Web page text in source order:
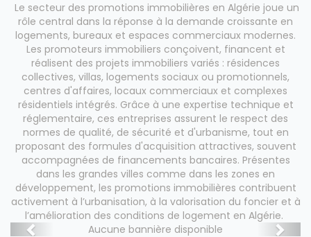
Le secteur des promotions immobilières en Algérie joue un
rôle central dans la réponse à la demande croissante en
logements, bureaux et espaces commerciaux modernes.
Les promoteurs immobiliers conçoivent, financent et
réalisent des projets immobiliers variés : résidences
collectives, villas, logements sociaux ou promotionnels,
centres d'affaires, locaux commerciaux et complexes
résidentiels intégrés. Grâce à une expertise technique et
réglementaire, ces entreprises assurent le respect des
normes de qualité, de sécurité et d'urbanisme, tout en
proposant des formules d'acquisition attractives, souvent
accompagnées de financements bancaires. Présentes
dans les grandes villes comme dans les zones en
développement, les promotions immobilières contribuent
activement à l’urbanisation, à la valorisation du foncier et à
l’amélioration des conditions de logement en Algérie.
Aucune bannière disponible